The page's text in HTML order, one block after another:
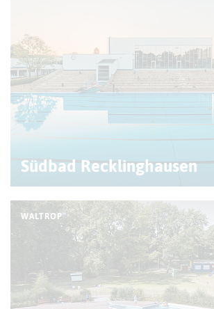
Südbad Recklinghausen
WALTROP